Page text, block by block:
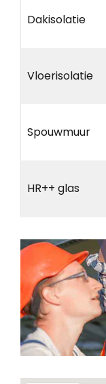
Dakisolatie
Vloerisolatie
Spouwmuur
HR++ glas